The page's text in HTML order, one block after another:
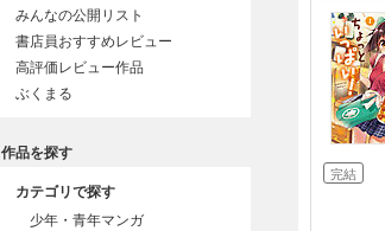
完結
みんなの公開リスト
書店員おすすめレビュー
高評価レビュー作品
ぶくまる
作品を探す
カテゴリで探す
少年・青年マンガ